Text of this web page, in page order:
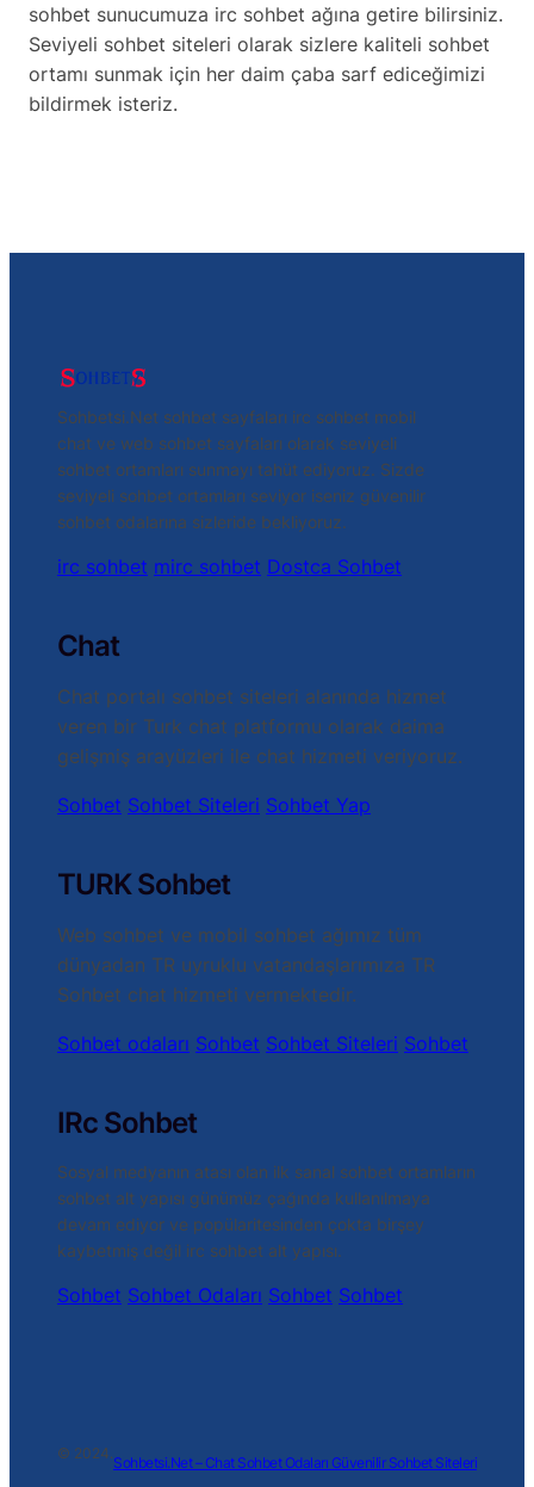
sohbet sunucumuza irc sohbet ağına getire bilirsiniz.
Seviyeli sohbet siteleri olarak sizlere kaliteli sohbet
ortamı sunmak için her daim çaba sarf ediceğimizi
bildirmek isteriz.
Sohbetsi.Net sohbet sayfaları irc sohbet mobil
chat ve web sohbet sayfaları olarak seviyeli
sohbet ortamları sunmayı tahüt ediyoruz. Sizde
seviyeli sohbet ortamları seviyor iseniz güvenilir
sohbet odalarına sizleride bekliyoruz.
irc sohbet mirc sohbet Dostca Sohbet
Chat
Chat portalı sohbet siteleri alanında hizmet
veren bir Turk chat platformu olarak daima
gelişmiş arayüzleri ile chat hizmeti veriyoruz.
Sohbet Sohbet Siteleri Sohbet Yap
TURK Sohbet
Web sohbet ve mobil sohbet ağımız tüm
dünyadan TR uyruklu vatandaşlarımıza TR
Sohbet chat hizmeti vermektedir.
Sohbet odaları Sohbet Sohbet Siteleri Sohbet
IRc Sohbet
Sosyal medyanın atası olan ilk sanal sohbet ortamların
sohbet alt yapısı günümüz çağında kullanılmaya
devam ediyor ve popülaritesinden çokta birşey
kaybetmiş değil irc sohbet alt yapısı.
Sohbet Sohbet Odaları Sohbet Sohbet
© 2024.
Sohbetsi.Net – Chat Sohbet Odaları Güvenilir Sohbet Siteleri